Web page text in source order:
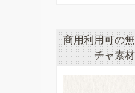
商用利用可の
チャ素